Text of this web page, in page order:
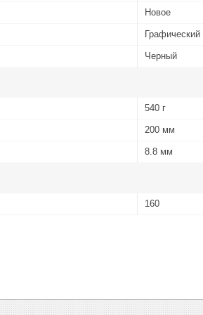
Новое
Черный
540 г
200 мм
8.8 мм
160